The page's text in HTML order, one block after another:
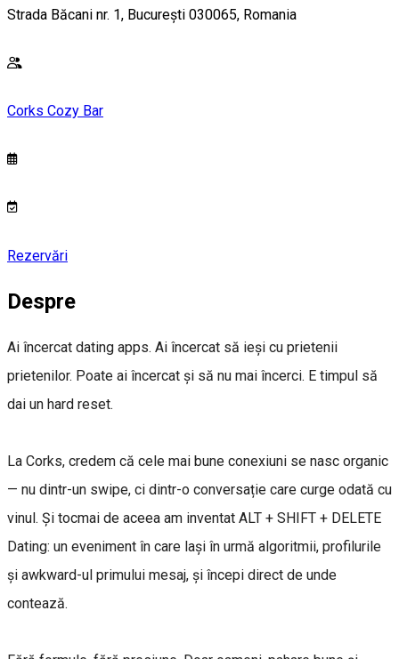
Strada Băcani nr. 1, București 030065, Romania
Corks Cozy Bar
Rezervări
Despre
Ai încercat dating apps. Ai încercat să ieși cu prietenii
prietenilor. Poate ai încercat și să nu mai încerci. E timpul să
dai un hard reset.
La Corks, credem că cele mai bune conexiuni se nasc organic
— nu dintr-un swipe, ci dintr-o conversație care curge odată cu
vinul. Și tocmai de aceea am inventat ALT + SHIFT + DELETE
Dating: un eveniment în care lași în urmă algoritmii, profilurile
și awkward-ul primului mesaj, și începi direct de unde
contează.